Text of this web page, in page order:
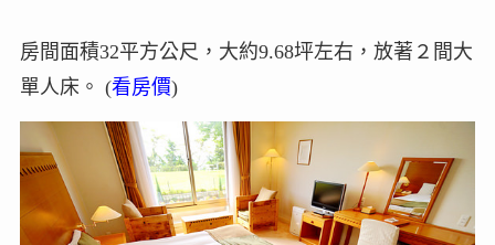
房間面積32平方公尺，大約9.68坪左右，放著２間大
單人床。 (看房價)